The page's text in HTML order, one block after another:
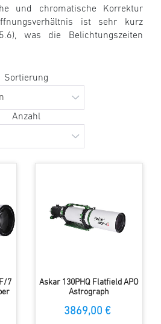
und chromatische Korrektur
ist sehr kurz
was die Belichtungszeiten
Sortierung
Anzahl
7
Askar 130PHQ Flatfield APO
Astrograph
3869,00 €